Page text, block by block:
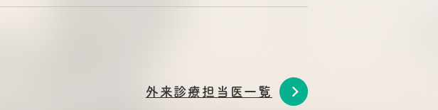
外来診療担当医一覧